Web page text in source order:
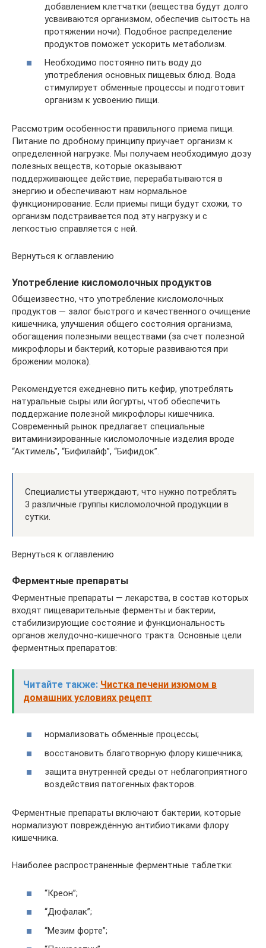
добавлением клетчатки (вещества будут долго
усваиваются организмом, обеспечив сытость на
протяжении ночи). Подобное распределение
продуктов поможет ускорить метаболизм.
Необходимо постоянно пить воду до
употребления основных пищевых блюд. Вода
стимулирует обменные процессы и подготовит
организм к усвоению пищи.
Рассмотрим особенности правильного приема пищи.
Питание по дробному принципу приучает организм к
определенной нагрузке. Мы получаем необходимую дозу
полезных веществ, которые оказывают
поддерживающее действие, перерабатываются в
энергию и обеспечивают нам нормальное
функционирование. Если приемы пищи будут схожи, то
организм подстраивается под эту нагрузку и с
легкостью справляется с ней.
Вернуться к оглавлению
Употребление кисломолочных продуктов
Общеизвестно, что употребление кисломолочных
продуктов — залог быстрого и качественного очищение
кишечника, улучшения общего состояния организма,
обогащения полезными веществами (за счет полезной
микрофлоры и бактерий, которые развиваются при
брожении молока).
Рекомендуется ежедневно пить кефир, употреблять
натуральные сыры или йогурты, чтоб обеспечить
поддержание полезной микрофлоры кишечника.
Современный рынок предлагает специальные
витаминизированные кисломолочные изделия вроде
“Актимель”, “Бифилайф”, “Бифидок”.
Специалисты утверждают, что нужно потреблять
3 различные группы кисломолочной продукции в
сутки.
Вернуться к оглавлению
Ферментные препараты
Ферментные препараты — лекарства, в состав которых
входят пищеварительные ферменты и бактерии,
стабилизирующие состояние и функциональность
органов желудочно-кишечного тракта. Основные цели
ферментных препаратов:
Читайте также: Чистка печени изюмом в
домашних условиях рецепт
нормализовать обменные процессы;
восстановить благотворную флору кишечника;
защита внутренней среды от неблагоприятного
воздействия патогенных факторов.
Ферментные препараты включают бактерии, которые
нормализуют повреждённую антибиотиками флору
кишечника.
Наиболее распространенные ферментные таблетки:
“Креон”;
“Дюфалак”;
“Мезим форте”;